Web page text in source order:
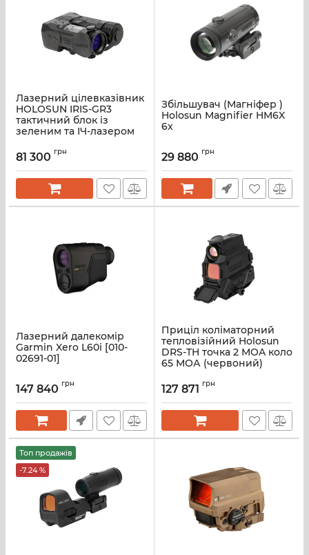
Лазерний цілевказівник
HOLOSUN IRIS-GR3
тактичний блок із
зеленим та ІЧ-лазером
81 300 грн
Збільшувач (Магніфер )
Holosun Magnifier HM6X
6x
29 880 грн
Лазерний далекомір
Garmin Xero L60i [010-
02691-01]
147 840 грн
Приціл коліматорний
тепловізійний Holosun
DRS-TH точка 2 MOA коло
65 МОА (червоний)
127 871 грн
Топ продажів
-7.24 %